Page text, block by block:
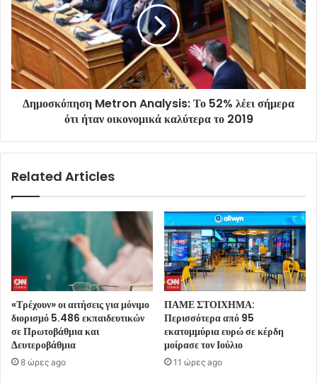
Δημοσκόπηση Metron Analysis: Το 52% λέει σήμερα
ότι ήταν οικονομικά καλύτερα το 2019
Related Articles
«Τρέχουν» οι αιτήσεις για μόνιμο
διορισμό 5.486 εκπαιδευτικών
σε Πρωτοβάθμια και
Δευτεροβάθμια
8 ώρες ago
ΠΑΜΕ ΣΤΟΙΧΗΜΑ:
Περισσότερα από 95
εκατομμύρια ευρώ σε κέρδη
μοίρασε τον Ιούλιο
11 ώρες ago